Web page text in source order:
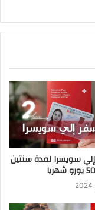
سويسرا لمدة سنتين